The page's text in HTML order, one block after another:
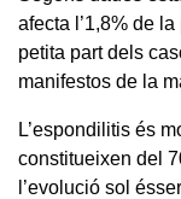
afecta l’1,8% de
petita part dels
manifestos de la
L’espondilitis és
constitueixen del
l’evolució sol